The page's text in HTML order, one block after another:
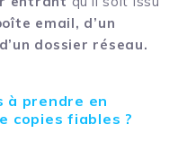
email, d’un
dossier réseau.
à prendre en
copies fiables ?